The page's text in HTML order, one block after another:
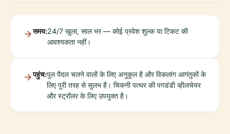
समय:24/7 खुला, साल भर — कोई प्रवेश शुल्क या टिकट की
आवश्यकता नहीं।
पहुंच:पुल पैदल चलने वालों के लिए अनुकूल है और विकलांग आगंतुकों के
लिए पूरी तरह से सुलभ है। चिकनी पत्थर की पगडंडी व्हीलचेयर
और स्ट्रॉलर के लिए उपयुक्त है।